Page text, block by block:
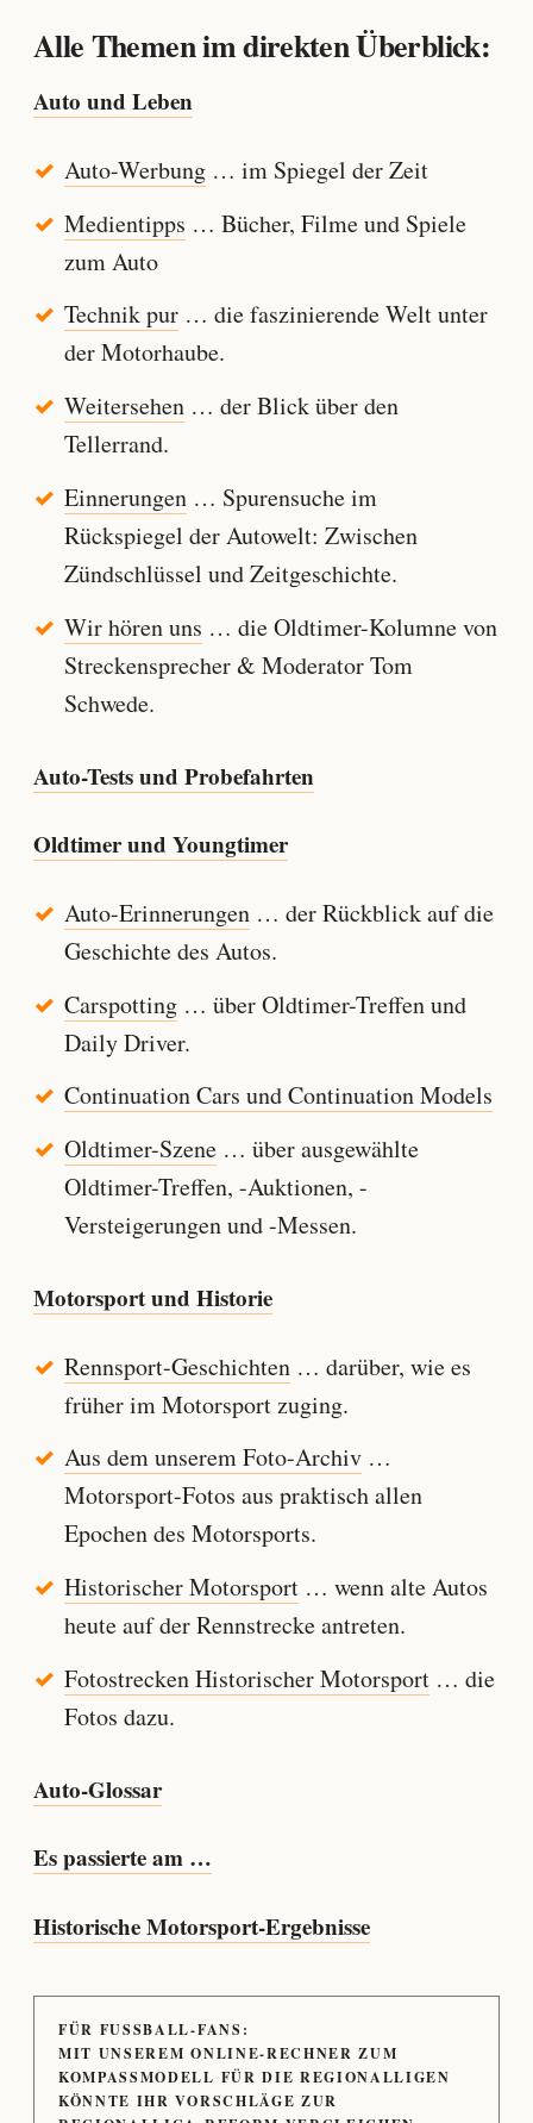
Alle Themen im direkten Überblick:
Auto und Leben
Auto-Werbung… im Spiegel der Zeit
Medientipps … Bücher, Filme und Spiele
zum Auto
Technik pur… die faszinierende Welt unter
der Motorhaube.
Weitersehen… der Blick über den
Tellerrand.
Einnerungen… Spurensuche im
Rückspiegel der Autowelt: Zwischen
Zündschlüssel und Zeitgeschichte.
Wir hören uns … die Oldtimer-Kolumne von
Streckensprecher & Moderator Tom
Schwede.
Auto-Tests und Probefahrten
Oldtimer und Youngtimer
Auto-Erinnerungen… der Rückblick auf die
Geschichte des Autos.
Carspotting… über Oldtimer-Treffen und
Daily Driver.
Continuation Cars und Continuation Models
Oldtimer-Szene… über ausgewählte
Oldtimer-Treffen, -Auktionen, -
Versteigerungen und -Messen.
Motorsport und Historie
Rennsport-Geschichten… darüber, wie es
früher im Motorsport zuging.
Aus dem unserem Foto-Archiv…
Motorsport-Fotos aus praktisch allen
Epochen des Motorsports.
Historischer Motorsport… wenn alte Autos
heute auf der Rennstrecke antreten.
Fotostrecken Historischer Motorsport… die
Fotos dazu.
Auto-Glossar
Es passierte am …
Historische Motorsport-Ergebnisse
FÜR FUSSBALL-FANS:
MIT UNSEREM ONLINE-RECHNER ZUM
KOMPASSMODELL FÜR DIE REGIONALLIGEN
KÖNNTE IHR VORSCHLÄGE ZUR